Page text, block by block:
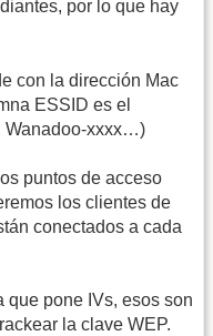
por lo que hay
con la dirección Mac
ESSID es el
Wanadoo-xxxx…)
puntos de acceso
los clientes de
conectados a cada
que pone IVs, esos son
la clave WEP.